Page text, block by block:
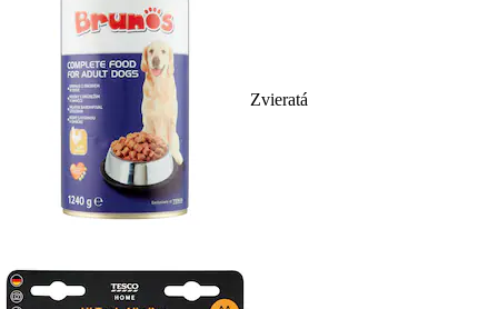
Zvieratá